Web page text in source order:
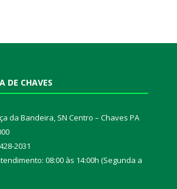
DE CHAVES
da Bandeira, SN Centro – Chaves PA
2031
08:00 às 14:00h (Segunda a